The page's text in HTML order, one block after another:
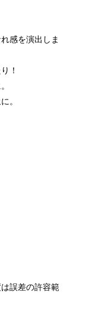
感を演出しま
！
。
誤差の許容範